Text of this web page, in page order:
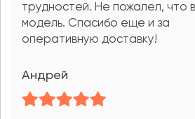
трудностей. Не пожалел, что
модель. Спасибо еще и за
оперативную доставку!
Андрей